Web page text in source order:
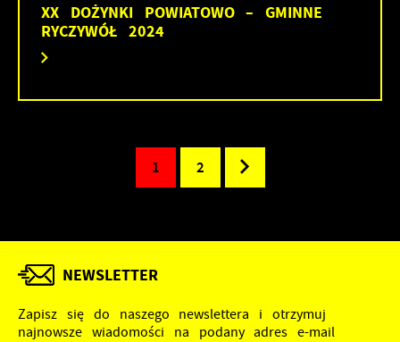
XX DOŻYNKI POWIATOWO – GMINNE
RYCZYWÓŁ 2024
1 2
NEWSLETTER
Zapisz się do naszego newslettera i otrzymuj
najnowsze wiadomości na podany adres e-mail